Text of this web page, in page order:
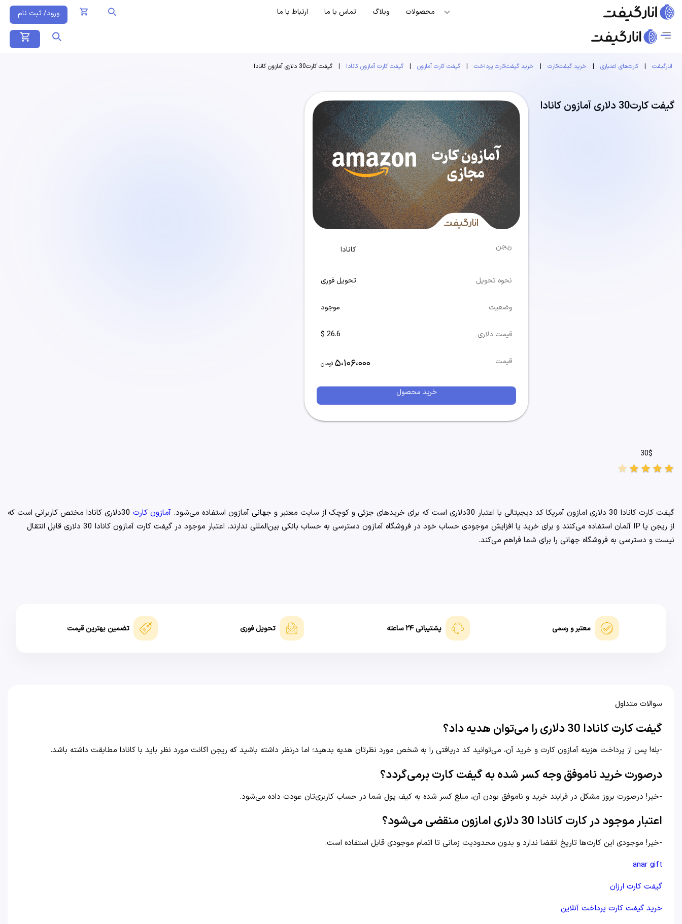
محصولات وبلاگ تماس با ما ارتباط با ما ورود/ ثبت نام
انارگیفت | کارت‌های اعتباری | خرید گیفت‌کارت | خرید گیفت‌کارت پرداخت | گیفت کارت آمازون | گیفت کارت آمازون کانادا | گیفت کارت30 دلاری آمازون کانادا
گیفت کارت30 دلاری آمازون کانادا
30$
star
star
star
star
star
گیفت کارت کانادا 30 دلاری امازون آمریکا کد دیجیتالی با اعتبار 30دلاری است که برای خرید‌های جزئی و کوچک از سایت معتبر و جهانی آمازون استفاده می‌شود. آمازون کارت
30دلاری کانادا مختص کاربرانی است که
از ریجن یا IP آلمان استفاده می‌کنند و برای خرید یا افزایش موجودی حساب خود در فروشگاه آمازون دسترسی به حساب بانکی بین‌المللی ندارند. اعتبار موجود در گیفت کارت آمازون کانادا 30 دلاری قابل انتقال
نیست و دسترسی به فروشگاه جهانی را برای شما فراهم می‌کند.
معتبر و رسمی پشتیبانی ۲۴ ساعته تحویل فوری تضمین بهترین قیمت
ریجن کانادا
نحوه تحویل تحویل فوری
وضعیت موجود
قیمت دلاری 26.6 $
قیمت 5،106،000 تومان
خرید محصول
سوالات متداول
گیفت کارت کانادا 30 دلاری را می‌توان هدیه داد؟
-بله! پس از پرداخت هزینه آمازون کارت و خرید آن، می‌توانید کد دریافتی را به شخص مورد نظرتان هدیه بدهید؛ اما در‌نظر داشته باشید که ریجن اکانت مورد نظر باید با کانادا مطابقت داشته باشد.
در‌صورت خرید ناموفق وجه کسر شده به گیفت کارت برمی‌گردد؟
-خیر! در‌صورت بروز مشکل در فرایند خرید و ناموفق بودن آن، مبلغ کسر شده به کیف پول شما در حساب کاربری‌تان عودت داده می‌شود.
اعتبار موجود در کارت کانادا 30 دلاری امازون منقضی می‌شود؟
-خیر! موجودی این کارت‌ها تاریخ انقضا ندارد و بدون محدودیت زمانی تا اتمام موجودی قابل استفاده است.
anar gift
گیفت کارت ارزان
خرید گیفت کارت پرداخت آنلاین